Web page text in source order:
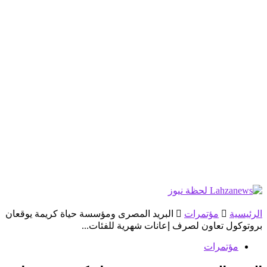
الرئيسية مؤتمرات
البريد المصرى ومؤسسة حياة كريمة يوقعان
بروتوكول تعاون لصرف إعانات شهرية للفئات...
مؤتمرات